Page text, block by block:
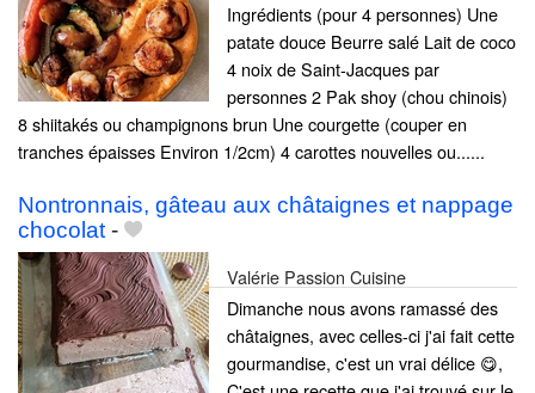
Ingrédients (pour 4 personnes) Une
patate douce Beurre salé Lait de coco
4 noix de Saint-Jacques par
personnes 2 Pak shoy (chou chinois)
8 shiitakés ou champignons brun Une courgette (couper en
tranches épaisses Environ 1/2cm) 4 carottes nouvelles ou......
Nontronnais, gâteau aux châtaignes et nappage
chocolat-
Valérie Passion Cuisine
Dimanche nous avons ramassé des
châtaignes, avec celles-ci j'ai fait cette
gourmandise, c'est un vrai délice 😋,